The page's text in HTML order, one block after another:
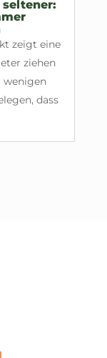
zeigt eine
ziehen
wenigen
dass